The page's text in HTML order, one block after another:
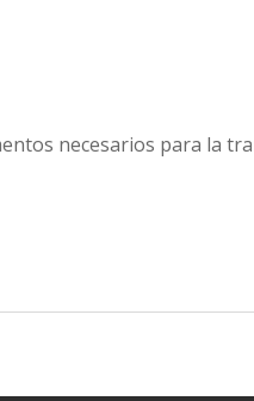
necesarios para la